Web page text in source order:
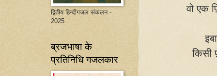
वो एक
किसी
द्वितीय हिन्दीगजल संकलन -
2025
ब्रजभाषा के
प्रतिनिधि गजलकार